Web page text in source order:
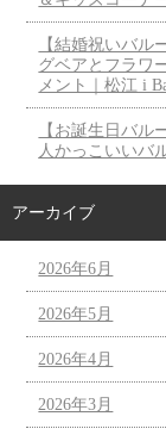
【結婚祝いバル
グベアとフラワ
メント｜松江 i
【お誕生日バル
人かっこいいバ
アーカイブ
2026年6月
2026年5月
2026年4月
2026年3月